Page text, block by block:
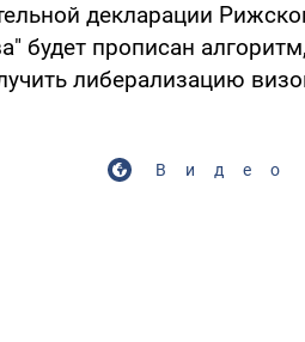
декларации
будет прописан
либерализацию
Видео